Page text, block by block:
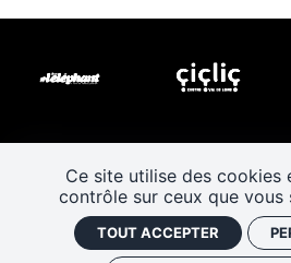
Ce site utilise des cookies
contrôle sur ceux que vous
TOUT ACCEPTER